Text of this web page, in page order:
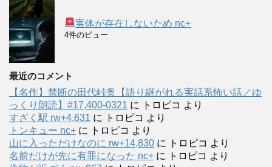
実体が存在しないため nc+
4件のビュー
最近のコメント
【名作】禁断の田代峠奥【語り継がれる実話系怖い話／ゆ
っくり朗読】#17,400-0321 に トロピコ より
すざく駅 rw+4,631 に トロピコ より
トンキュー nc+ に トロピコ より
山に入っただけなのに rw+14,830 に トロピコ より
名前だけが先に有罪になった nc+ に トロピコ より